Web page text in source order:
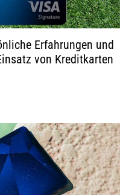
Erfahrungen und
von Kreditkarten